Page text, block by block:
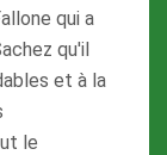
qui a
qu'il
et à la
le